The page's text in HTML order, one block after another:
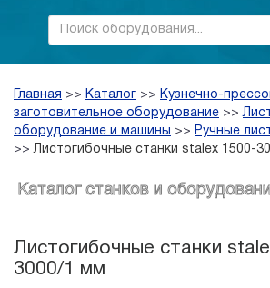
Главная >> Каталог >> Кузнечно-
заготовительное оборудование >>
оборудование и машины
>> Ручные
>>Листогибочные станки stalex 1500-
Каталог станков и
Листогибочные станки
3000/1 мм